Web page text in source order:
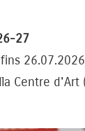
27
26.07.2026
Centre